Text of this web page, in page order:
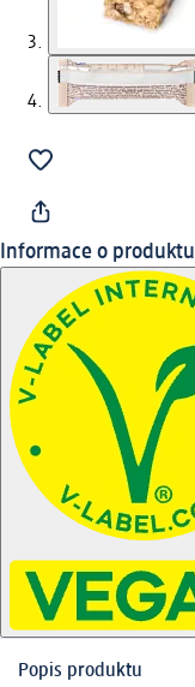
Informace o produktu
Popis produktu